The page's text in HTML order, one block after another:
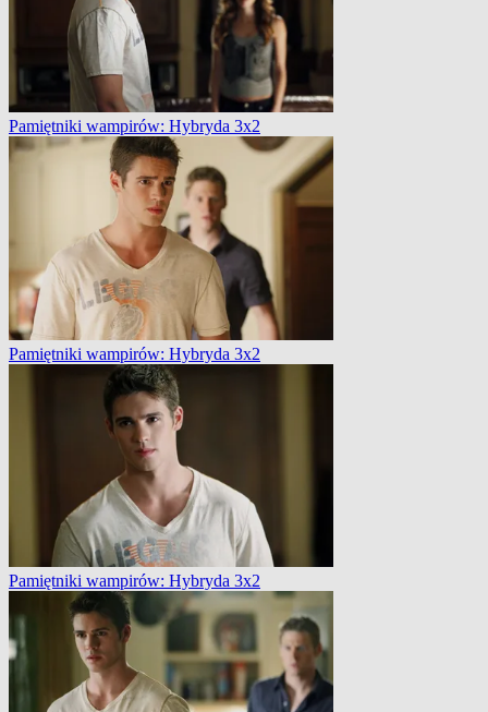
Pamiętniki wampirów: Hybryda 3x2
Pamiętniki wampirów: Hybryda 3x2
Pamiętniki wampirów: Hybryda 3x2